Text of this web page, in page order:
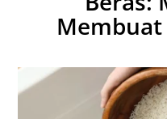
Membuat